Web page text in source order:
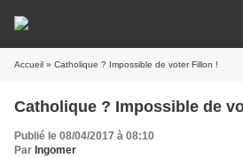
Accueil » Catholique ? Impossible de voter Fillon !
Catholique ? Impossible de
Publié le 08/04/2017 à 08:10
Par Ingomer